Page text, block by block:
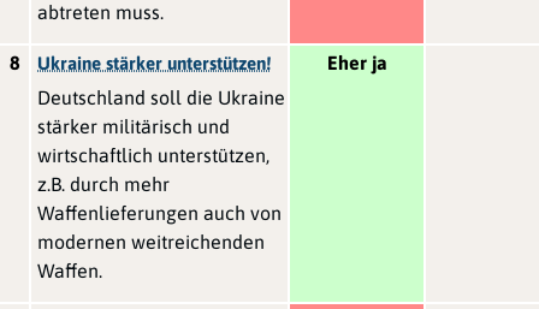
abtreten muss.
8 Ukraine stärker unterstützen!
Deutschland soll die Ukraine
stärker militärisch und
wirtschaftlich unterstützen,
z.B. durch mehr
Waffenlieferungen auch von
modernen weitreichenden
Waffen.
Eher ja